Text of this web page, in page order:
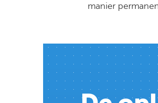
manier